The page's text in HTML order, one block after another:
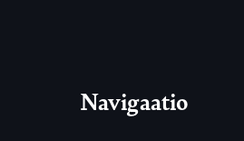
Navigaatio